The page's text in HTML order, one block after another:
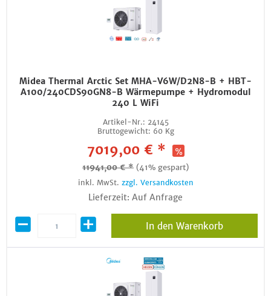
Midea Thermal Arctic Set MHA-V6W/D2N8-B + HBT-
A100/240CDS90GN8-B Wärmepumpe + Hydromodul
240 L WiFi
Artikel-Nr.: 24145
Bruttogewicht: 60 Kg
7019,00 € *
11941,00 € * (41% gespart)
inkl. MwSt. zzgl. Versandkosten
Lieferzeit: Auf Anfrage
In den Warenkorb